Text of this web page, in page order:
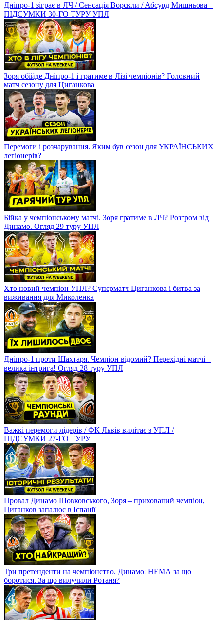
Дніпро-1 зіграє в ЛЧ / Сенсація Ворскли / Абсурд Мишньова –
ПІДСУМКИ 30-ГО ТУРУ УПЛ
Зоря обійде Дніпро-1 і гратиме в Лізі чемпіонів? Головний
матч сезону для Циганкова
Перемоги і розчарування. Яким був сезон для УКРАЇНСЬКИХ
легіонерів?
Бійка у чемпіонському матчі. Зоря гратиме в ЛЧ? Розгром від
Динамо. Огляд 29 туру УПЛ
Хто новий чемпіон УПЛ? Суперматч Циганкова і битва за
виживання для Миколенка
Дніпро-1 проти Шахтаря. Чемпіон відомий? Перехідні матчі –
велика інтрига! Огляд 28 туру УПЛ
Важкі перемоги лідерів / ФК Львів вилітає з УПЛ /
ПІДСУМКИ 27-ГО ТУРУ
Провал Динамо Шовковського, Зоря – прихований чемпіон,
Циганков запалює в Іспанії
Три претенденти на чемпіонство. Динамо: НЕМА за що
боротися. За що вилучили Ротаня?